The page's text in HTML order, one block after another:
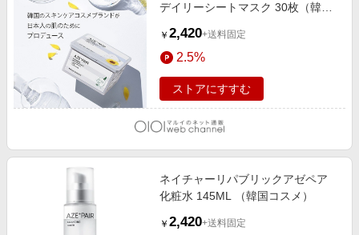
デイリーシートマスク 30枚（韓国
￥ 2,420+送料固定
2.5%
ストアにすすむ
ネイチャーリパブリックアゼペア
化粧水 145ML （韓国コスメ）
￥ 2,420+送料固定